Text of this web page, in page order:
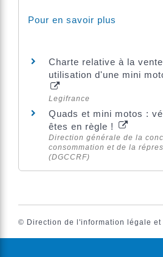
Pour en savoir plus
Charte relative à la
utilisation d'une mini
Legifrance
Quads et mini motos :
êtes en règle !
Direction générale de la
consommation et de la
(DGCCRF)
© Direction de l'information légale et